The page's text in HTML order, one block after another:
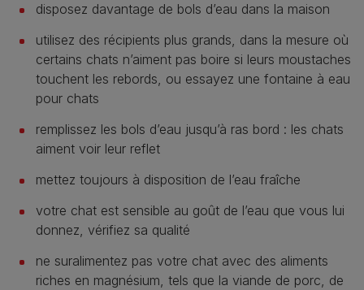
disposez davantage de bols d’eau dans la maison
utilisez des récipients plus grands, dans la mesure où
certains chats n’aiment pas boire si leurs moustaches
touchent les rebords, ou essayez une fontaine à eau
pour chats
remplissez les bols d’eau jusqu’à ras bord : les chats
aiment voir leur reflet
mettez toujours à disposition de l’eau fraîche
votre chat est sensible au goût de l’eau que vous lui
donnez, vérifiez sa qualité
ne suralimentez pas votre chat avec des aliments
riches en magnésium, tels que la viande de porc, de